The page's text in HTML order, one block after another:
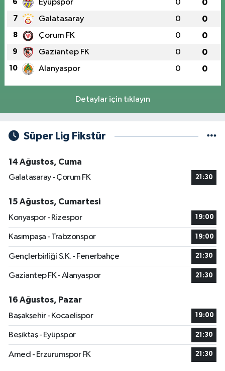
6 Eyüpspor 0 0
7 Galatasaray 0 0
8 Çorum FK 0 0
9 Gaziantep FK 0 0
10 Alanyaspor 0 0
Detaylar için tıklayın
Süper Lig Fikstür
14 Ağustos, Cuma
Galatasaray - Çorum FK
21:30
15 Ağustos, Cumartesi
Konyaspor - Rizespor
19:00
Kasımpaşa - Trabzonspor 19:00
Gençlerbirliği S.K. - Fenerbahçe 21:30
Gaziantep FK - Alanyaspor 21:30
16 Ağustos, Pazar
Başakşehir - Kocaelispor
19:00
Beşiktaş - Eyüpspor 21:30
Amed - Erzurumspor FK 21:30